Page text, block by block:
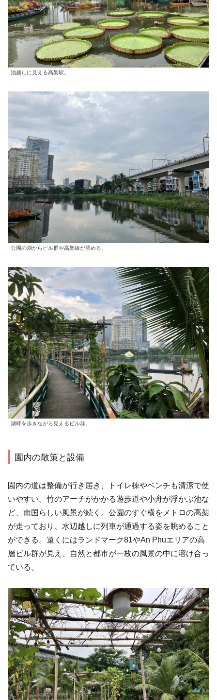
池越しに見える高架駅。
公園の湖からビル群や高架線が望める。
湖畔を歩きながら見えるビル群。
園内の散策と設備
園内の道は整備が行き届き、トイレ棟やベンチも清潔で使
いやすい。竹のアーチがかかる遊歩道や小舟が浮かぶ池な
ど、南国らしい風景が続く。公園のすぐ横をメトロの高架
が走っており、水辺越しに列車が通過する姿を眺めること
ができる。遠くにはランドマーク81やAn Phuエリアの高
層ビル群が見え、自然と都市が一枚の風景の中に溶け合っ
ている。